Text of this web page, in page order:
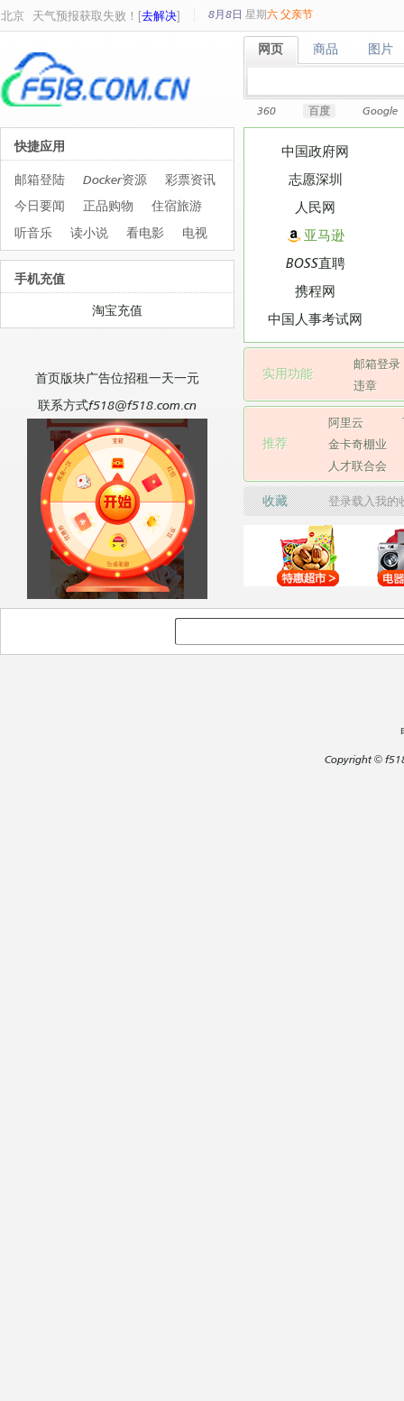
北京 天气预报获取失败！[去解决] 8月8日 星期六 父亲节
网页
网页 商品
商品 图片
图片
360 百度 Google
中国政府网
志愿深圳
人民网
亚马逊
BOSS直聘
携程网
中国人事考试网
实用功能
邮箱登录
违章
推荐
阿里云
金卡奇棚业
人才联合会
收藏 登录载入我
快捷应用
邮箱登陆 Docker资源
彩票资讯
今日要闻
正品购物
住宿旅游
听音乐
读小说 看电影 电视
手机充值
淘宝充值
首页版块广告位招租一天一元
联系方式f518@f518.com.cn
Copyright©